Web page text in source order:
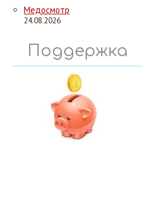
Медосмотр
24.08.2026
Поддержка